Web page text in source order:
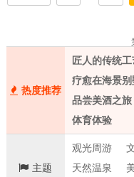
热度推荐
匠人的传统工
疗愈在海景别
品尝美酒之旅
体育体验
主题
观光周游
天然温泉